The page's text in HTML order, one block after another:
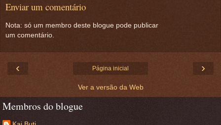
Enviar um comentário
Nota: só um membro deste blogue pode publicar
um comentário.
‹ ›
Página inicial
Ver a versão da Web
Membros do blogue